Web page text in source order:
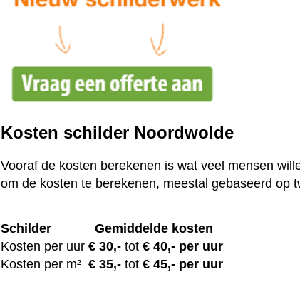
Kosten schilder Noordwolde
Vooraf de kosten berekenen is wat veel mensen
om de kosten te berekenen, meestal gebaseerd op
Schilder
Gemiddelde kosten
Kosten per uur € 30,-tot € 40,- per uur
Kosten per m²€35,- tot € 45,- per uur